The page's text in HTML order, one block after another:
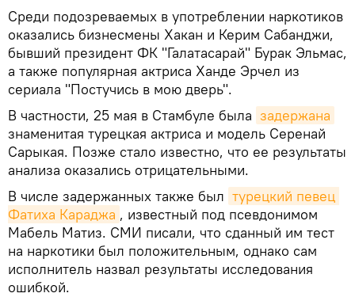
Среди подозреваемых в употреблении наркотиков
оказались бизнесмены Хакан и Керим Сабанджи,
бывший президент ФК "Галатасарай" Бурак Эльмас,
а также популярная актриса Ханде Эрчел из
сериала "Постучись в мою дверь".
В частности, 25 мая в Стамбуле была задержана
знаменитая турецкая актриса и модель Серенай
Сарыкая. Позже стало известно, что ее результаты
анализа оказались отрицательными.
В числе задержанных также был турецкий певец
Фатиха Караджа , известный под псевдонимом
Мабель Матиз. СМИ писали, что сданный им тест
на наркотики был положительным, однако сам
исполнитель назвал результаты исследования
ошибкой.